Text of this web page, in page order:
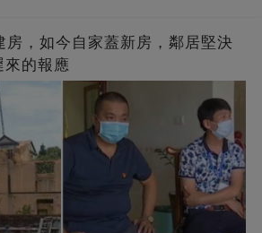
房，如今自家蓋新房，鄰居堅決
來的報應